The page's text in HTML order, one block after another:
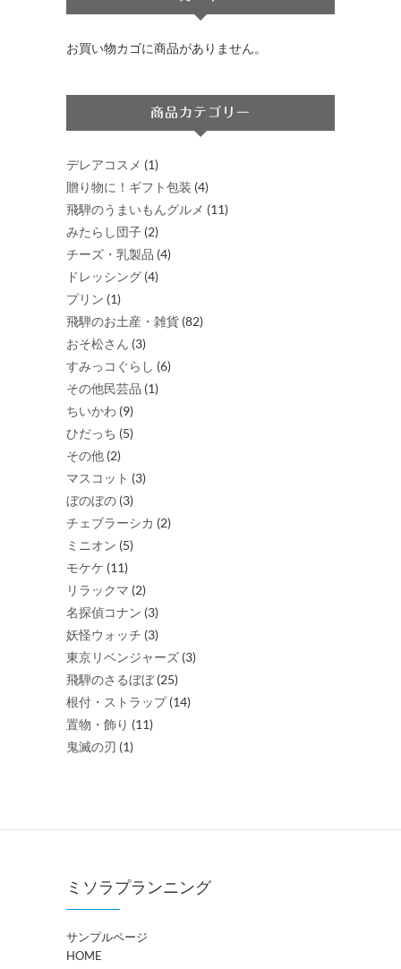
プ
商
お買い物カゴに商品がありません。
商品カテゴリー
デレアコスメ (1)
贈り物に！ギフト包装 (4)
飛騨のうまいもんグルメ (11)
みたらし団子 (2)
チーズ・乳製品 (4)
ドレッシング (4)
プリン (1)
飛騨のお土産・雑貨 (82)
おそ松さん (3)
すみっコぐらし (6)
その他民芸品 (1)
ちいかわ (9)
ひだっち (5)
その他 (2)
マスコット (3)
ぼのぼの (3)
チェブラーシカ (2)
ミニオン (5)
モケケ (11)
リラックマ (2)
名探偵コナン (3)
妖怪ウォッチ (3)
東京リベンジャーズ (3)
飛騨のさるぼぼ (25)
根付・ストラップ (14)
置物・飾り (11)
鬼滅の刃 (1)
ミソラプランニング
サンプルページ
HOME